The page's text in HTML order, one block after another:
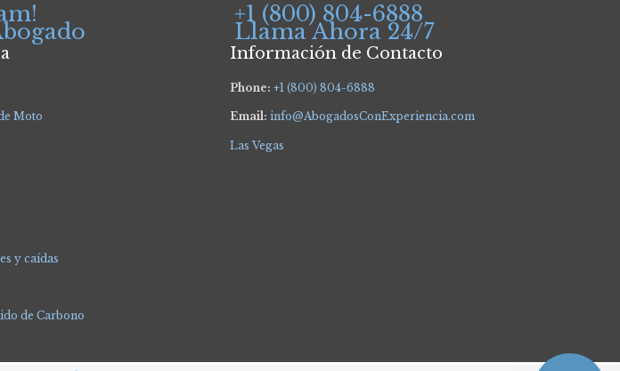
Moto
y caídas
de Carbono
+1 (800) 804-6888
Llama Ahora 24/7
Información de Contacto
Phone: +1 (800) 804-6888
Email: info@AbogadosConExperiencia.com
Las Vegas